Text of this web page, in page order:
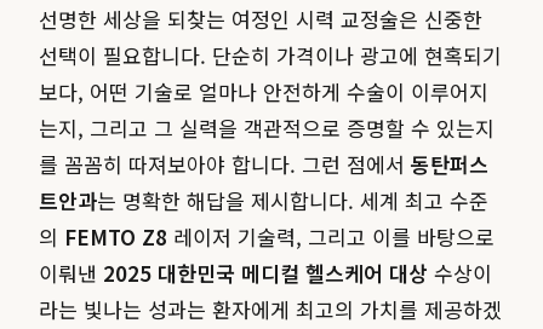
선명한 세상을 되찾는 여정인 시력 교정술은 신중한
선택이 필요합니다. 단순히 가격이나 광고에 현혹되기
보다, 어떤 기술로 얼마나 안전하게 수술이 이루어지
는지, 그리고 그 실력을 객관적으로 증명할 수 있는지
를 꼼꼼히 따져보아야 합니다. 그런 점에서 동탄퍼스
트안과는 명확한 해답을 제시합니다. 세계 최고 수준
의 FEMTO Z8 레이저 기술력, 그리고 이를 바탕으로
이뤄낸 2025 대한민국 메디컬 헬스케어 대상 수상이
라는 빛나는 성과는 환자에게 최고의 가치를 제공하겠